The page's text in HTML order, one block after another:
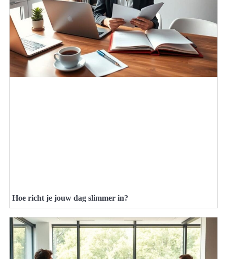
Hoe richt je jouw dag slimmer in?